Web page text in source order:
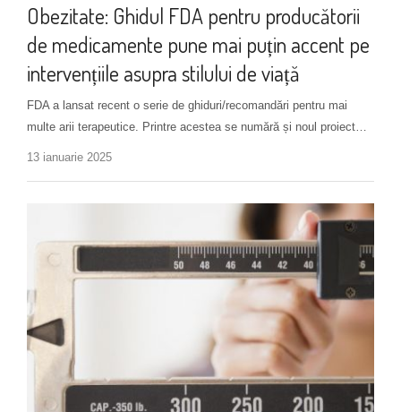
Obezitate: Ghidul FDA pentru producătorii
de medicamente pune mai puțin accent pe
intervențiile asupra stilului de viață
FDA a lansat recent o serie de ghiduri/recomandări pentru mai
multe arii terapeutice. Printre acestea se numără și noul proiect…
13 ianuarie 2025